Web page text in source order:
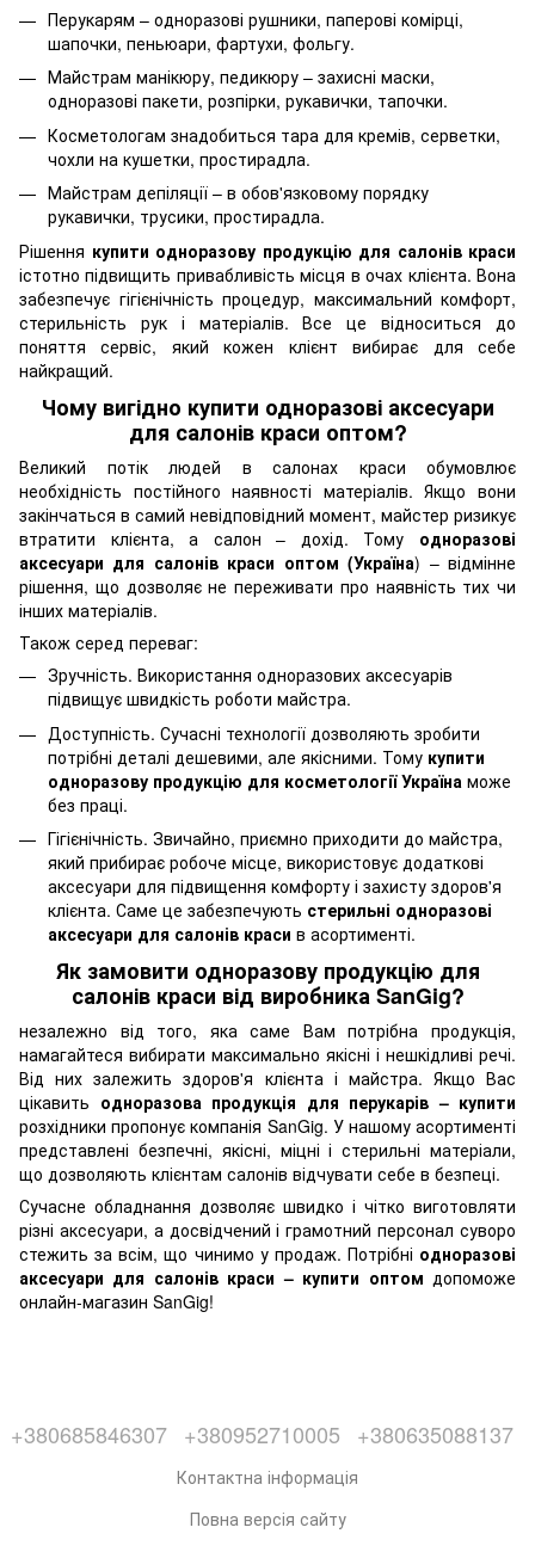
Перукарям – одноразові рушники, паперові комірці,
шапочки, пеньюари, фартухи, фольгу.
Майстрам манікюру, педикюру – захисні маски,
одноразові пакети, розпірки, рукавички, тапочки.
Косметологам знадобиться тара для кремів, серветки,
чохли на кушетки, простирадла.
Майстрам депіляції – в обов'язковому порядку
рукавички, трусики, простирадла.
Рішення купити одноразову продукцію для салонів краси
істотно підвищить привабливість місця в очах клієнта. Вона
забезпечує гігієнічність процедур, максимальний комфорт,
стерильність рук і матеріалів. Все це відноситься до
поняття сервіс, який кожен клієнт вибирає для себе
найкращий.
Чому вигідно купити одноразові аксесуари
для салонів краси оптом?
Великий потік людей в салонах краси обумовлює
необхідність постійного наявності матеріалів. Якщо вони
закінчаться в самий невідповідний момент, майстер ризикує
втратити клієнта, а салон – дохід. Тому одноразові
аксесуари для салонів краси оптом (Україна) – відмінне
рішення, що дозволяє не переживати про наявність тих чи
інших матеріалів.
Також серед переваг:
Зручність. Використання одноразових аксесуарів
підвищує швидкість роботи майстра.
Доступність. Сучасні технології дозволяють зробити
потрібні деталі дешевими, але якісними. Тому купити
одноразову продукцію для косметології Україна може
без праці.
Гігієнічність. Звичайно, приємно приходити до майстра,
який прибирає робоче місце, використовує додаткові
аксесуари для підвищення комфорту і захисту здоров'я
клієнта. Саме це забезпечують стерильні одноразові
аксесуари для салонів краси в асортименті.
Як замовити одноразову продукцію для
салонів краси від виробника SanGig?
незалежно від того, яка саме Вам потрібна продукція,
намагайтеся вибирати максимально якісні і нешкідливі речі.
Від них залежить здоров'я клієнта і майстра. Якщо Вас
цікавить одноразова продукція для перукарів – купити
розхідники пропонує компанія SanGig. У нашому асортименті
представлені безпечні, якісні, міцні і стерильні матеріали,
що дозволяють клієнтам салонів відчувати себе в безпеці.
Сучасне обладнання дозволяє швидко і чітко виготовляти
різні аксесуари, а досвідчений і грамотний персонал суворо
стежить за всім, що чинимо у продаж. Потрібні одноразові
аксесуари для салонів краси – купити оптом допоможе
онлайн-магазин SanGig!
+380685846307 +380952710005 +380635088137
Контактна інформація
Повна версія сайту